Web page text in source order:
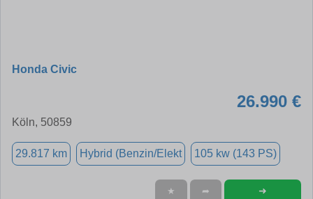
Honda Civic
26.990 €
Köln, 50859
29.817 km Hybrid (Benzin/Elekt 105 kw (143 PS)
★ ➦ ➜